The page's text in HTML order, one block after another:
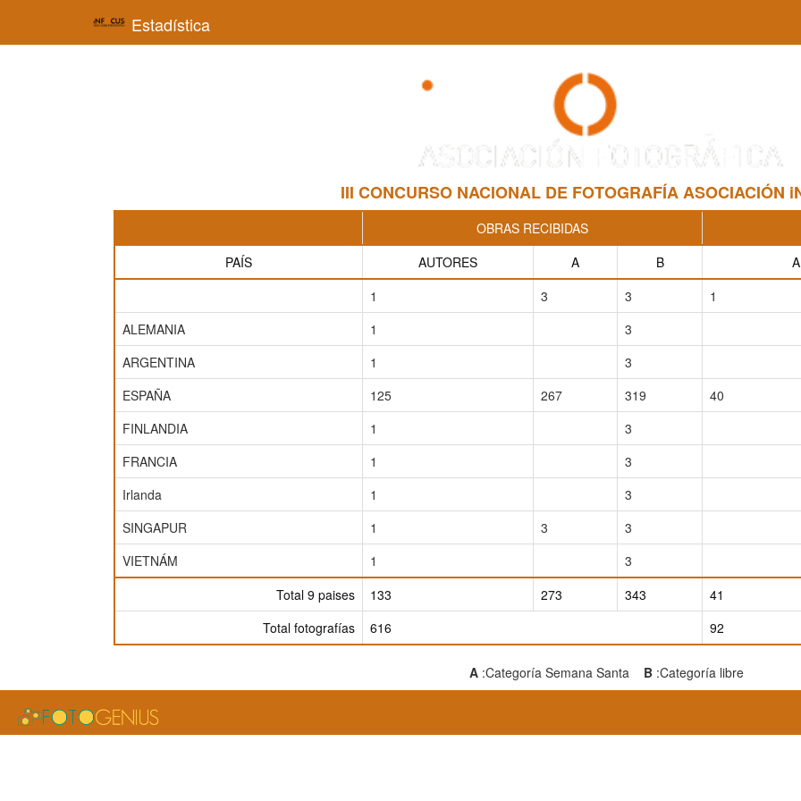
Estadística
III CONCURSO NACIONAL DE FOTOGRAFÍA ASOCIACIÓN
OBRAS RECIBIDAS
PAÍS
AUTORES A B A
1
3 3
1
ALEMANIA
1 3
ARGENTINA
1
3
ESPAÑA
125 267 319 40
FINLANDIA
1
3
FRANCIA
1 3
Irlanda
1 3
SINGAPUR
1 3
3
VIETNÁM
1 3
Total 9 paises
133 273 343 41
Total fotografías
616 92
A:Categoría Semana Santa B:Categoría libre